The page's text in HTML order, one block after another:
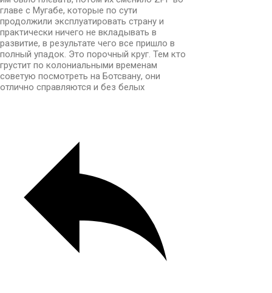
главе с Мугабе, которые по сути
продолжили эксплуатировать страну и
практически ничего не вкладывать в
развитие, в результате чего все пришло в
полный упадок. Это порочный круг. Тем кто
грустит по колониальными временам
советую посмотреть на Ботсвану, они
отлично справляются и без белых